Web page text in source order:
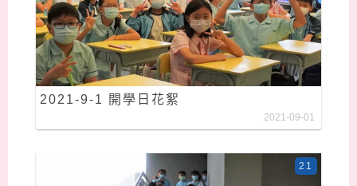
2021-9-1 開學日花絮
2021-09-01
21